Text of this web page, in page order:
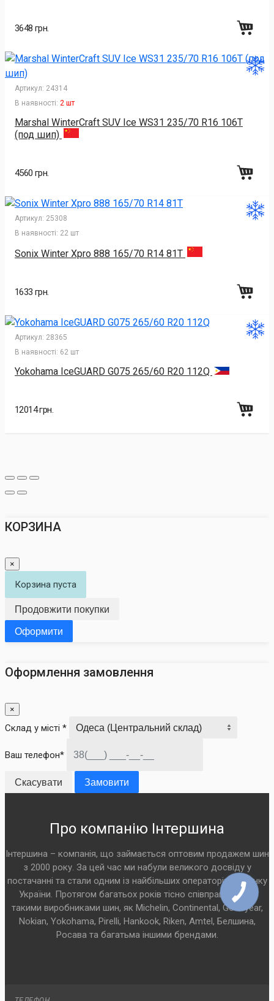
3648 грн.
Артикул: 24314
В наявності: 2 шт
Marshal WinterCraft SUV Ice WS31 235/70 R16 106T
(под шип)
4560 грн.
Артикул: 25308
В наявності: 22 шт
Sonix Winter Xpro 888 165/70 R14 81T
1633 грн.
Артикул: 28365
В наявності: 62 шт
Yokohama IceGUARD G075 265/60 R20 112Q
12014 грн.
КОРЗИНА
×
Корзина пуста
Продовжити покупки
Оформити
Оформлення замовлення
×
Склад у місті *
Ваш телефон*
Скасувати Замовити
Про компанію Інтершина
Інтершина – компанія, що займається оптовим продажем шин
з 2000 року. За цей час ми набули великого досвіду у
постачанні та стали одним із найбільших операторів на ринку
України. Протягом багатьох років тісно співпрацюємо з
такими виробниками шин, як Michelin, Continental, Goodyear,
Nokian, Yokohama, Pirelli, Hankook, Riken, Amtel, Белшина,
Росава та багатьма іншими брендами.